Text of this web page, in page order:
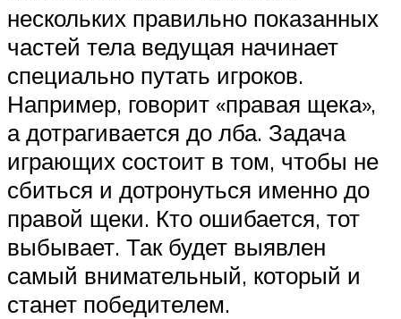
нескольких правильно показанных
частей тела ведущая начинает
специально путать игроков.
Например, говорит «правая щека»,
а дотрагивается до лба. Задача
играющих состоит в том, чтобы не
сбиться и дотронуться именно до
правой щеки. Кто ошибается, тот
выбывает. Так будет выявлен
самый внимательный, который и
станет победителем.